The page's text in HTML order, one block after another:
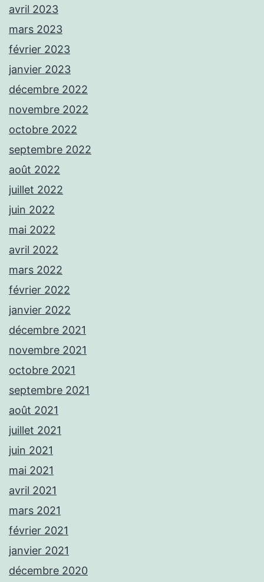
avril 2023
mars 2023
février 2023
janvier 2023
décembre 2022
novembre 2022
octobre 2022
septembre 2022
août 2022
juillet 2022
juin 2022
mai 2022
avril 2022
mars 2022
février 2022
janvier 2022
décembre 2021
novembre 2021
octobre 2021
septembre 2021
août 2021
juillet 2021
juin 2021
mai 2021
avril 2021
mars 2021
février 2021
janvier 2021
décembre 2020